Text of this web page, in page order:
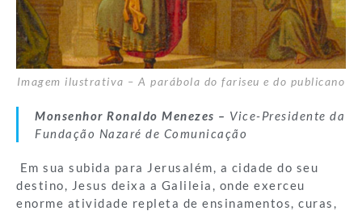
Imagem ilustrativa – A parábola do fariseu e do publicano
Monsenhor Ronaldo Menezes – Vice-Presidente da
Fundação Nazaré de Comunicação
Em sua subida para Jerusalém, a cidade do seu
destino, Jesus deixa a Galileia, onde exerceu
enorme atividade repleta de ensinamentos, curas,